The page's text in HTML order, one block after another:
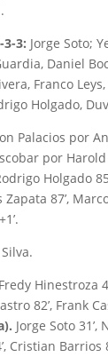
3: Jorge Soto;
Daniel
Franco
Holgado,
Palacios por
por Harold
Holgado
87’,
Silva.
Fredy Hinestroza
82’, Frank
Jorge Soto
Cristian Barrios